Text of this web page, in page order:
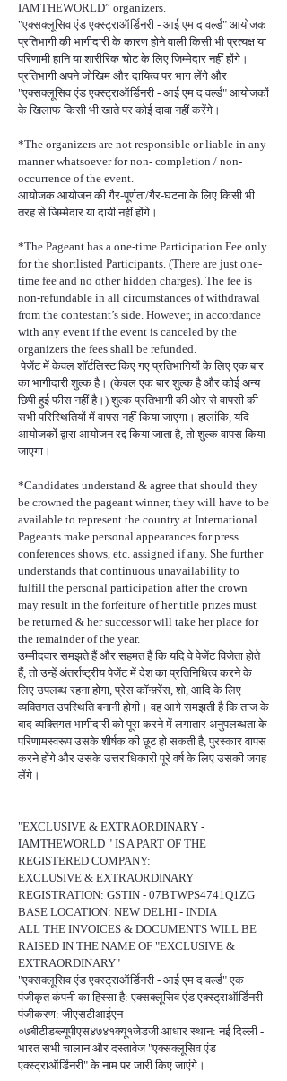
IAMTHEWORLD” organizers.
"एक्सक्लूसिव एंड एक्स्ट्राऑर्डिनरी - आई एम द वर्ल्ड" आयोजक
प्रतिभागी की भागीदारी के कारण होने वाली किसी भी प्रत्यक्ष या
परिणामी हानि या शारीरिक चोट के लिए जिम्मेदार नहीं होंगे।
प्रतिभागी अपने जोखिम और दायित्व पर भाग लेंगे और
"एक्सक्लूसिव एंड एक्स्ट्राऑर्डिनरी - आई एम द वर्ल्ड" आयोजकों
के खिलाफ किसी भी खाते पर कोई दावा नहीं करेंगे।
*The organizers are not responsible or liable in any
manner whatsoever for non- completion / non-
occurrence of the event.
आयोजक आयोजन की गैर-पूर्णता/गैर-घटना के लिए किसी भी
तरह से जिम्मेदार या दायी नहीं होंगे।
*The Pageant has a one-time Participation Fee only
for the shortlisted Participants. (There are just one-
time fee and no other hidden charges). The fee is
non-refundable in all circumstances of withdrawal
from the contestant’s side. However, in accordance
with any event if the event is canceled by the
organizers the fees shall be refunded.
पेजेंट में केवल शॉर्टलिस्ट किए गए प्रतिभागियों के लिए एक बार
का भागीदारी शुल्क है। (केवल एक बार शुल्क है और कोई अन्य
छिपी हुई फीस नहीं है।) शुल्क प्रतिभागी की ओर से वापसी की
सभी परिस्थितियों में वापस नहीं किया जाएगा। हालांकि, यदि
आयोजकों द्वारा आयोजन रद्द किया जाता है, तो शुल्क वापस किया
जाएगा।
*Candidates understand & agree that should they
be crowned the pageant winner, they will have to be
available to represent the country at International
Pageants make personal appearances for press
conferences shows, etc. assigned if any. She further
understands that continuous unavailability to
fulfill the personal participation after the crown
may result in the forfeiture of her title prizes must
be returned & her successor will take her place for
the remainder of the year.
उम्मीदवार समझते हैं और सहमत हैं कि यदि वे पेजेंट विजेता होते
हैं, तो उन्हें अंतर्राष्ट्रीय पेजेंट में देश का प्रतिनिधित्व करने के
लिए उपलब्ध रहना होगा, प्रेस कॉन्फ़्रेंस, शो, आदि के लिए
व्यक्तिगत उपस्थिति बनानी होगी। वह आगे समझती है कि ताज के
बाद व्यक्तिगत भागीदारी को पूरा करने में लगातार अनुपलब्धता के
परिणामस्वरूप उसके शीर्षक की छूट हो सकती है, पुरस्कार वापस
करने होंगे और उसके उत्तराधिकारी पूरे वर्ष के लिए उसकी जगह
लेंगे।
"EXCLUSIVE & EXTRAORDINARY -
IAMTHEWORLD " IS A PART OF THE
REGISTERED COMPANY:
EXCLUSIVE & EXTRAORDINARY
REGISTRATION: GSTIN - 07BTWPS4741Q1ZG
BASE LOCATION: NEW DELHI - INDIA
ALL THE INVOICES & DOCUMENTS WILL BE
RAISED IN THE NAME OF "EXCLUSIVE &
EXTRAORDINARY"
"एक्सक्लूसिव एंड एक्स्ट्राऑर्डिनरी - आई एम द वर्ल्ड" एक
पंजीकृत कंपनी का हिस्सा है: एक्सक्लूसिव एंड एक्स्ट्राऑर्डिनरी
पंजीकरण: जीएसटीआईएन -
०७बीटीडब्ल्यूपीएस४७४१क्यू१जेडजी आधार स्थान: नई दिल्ली -
भारत सभी चालान और दस्तावेज "एक्सक्लूसिव एंड
एक्स्ट्राऑर्डिनरी" के नाम पर जारी किए जाएंगे।